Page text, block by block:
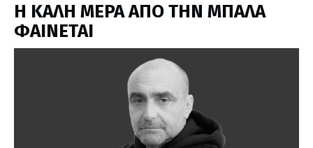
H ΚΑΛΗ ΜΕΡΑ ΑΠΟ ΤΗΝ ΜΠΑΛΑ
ΦΑΙΝΕΤΑΙ